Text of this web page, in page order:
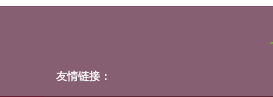
友情链接：